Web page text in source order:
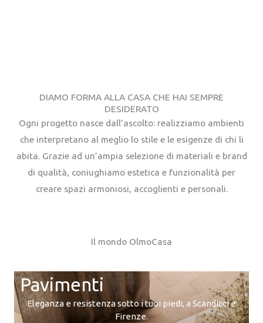
DIAMO FORMA ALLA CASA CHE HAI SEMPRE
DESIDERATO
Ogni progetto nasce dall’ascolto: realizziamo ambienti
che interpretano al meglio lo stile e le esigenze di chi li
abita. Grazie ad un’ampia selezione di materiali e brand
di qualità, coniughiamo estetica e funzionalità per
creare spazi armoniosi, accoglienti e personali.
Il mondo OlmoCasa
Pavimenti
Eleganza e resistenza sotto i tuoi piedi, a Scandicci e
Firenze.